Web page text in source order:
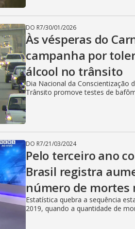
DO R7/30/01/2026
Às vésperas do
campanha por
álcool no trânsito
Dia Nacional da Conscientização
Trânsito promove testes de
DO R7/21/03/2024
Pelo terceiro ano
Brasil registra
número de mortes
Estatística quebra a sequência
2019, quando a quantidade de